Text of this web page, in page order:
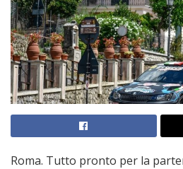
Roma. Tutto pronto per la